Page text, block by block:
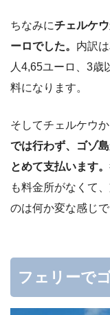
ちなみにチェルケ
ーロでした。 内訳
人4,65ユーロ、3歳
料になります。
そしてチェルケウ
では行わず、ゴゾ
とめて支払います。
も料金所がなくて
のは何か変な感じで
フェリーで